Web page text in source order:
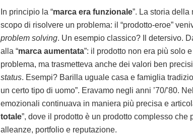
In principio la “marca era funzionale”. La storia
scopo di risolvere un problema: il “prodotto-eroe”
problem solving. Un esempio classico? Il detersivo.
alla “marca aumentata”: il prodotto non era più solo
problema, ma trasmetteva anche dei valori ben
status. Esempi? Barilla uguale casa e famiglia
un certo tipo di uomo”. Eravamo negli anni ’70/’80.
emozionali continuava in maniera più precisa e
totale”, dove il prodotto è un prodotto complesso
alleanze, portfolio e reputazione.